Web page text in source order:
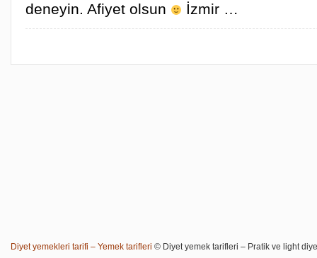
deneyin. Afiyet olsun
İzmir …
Diyet yemekleri tarifi – Yemek tarifleri © Diyet yemek tarifleri – Pratik ve light